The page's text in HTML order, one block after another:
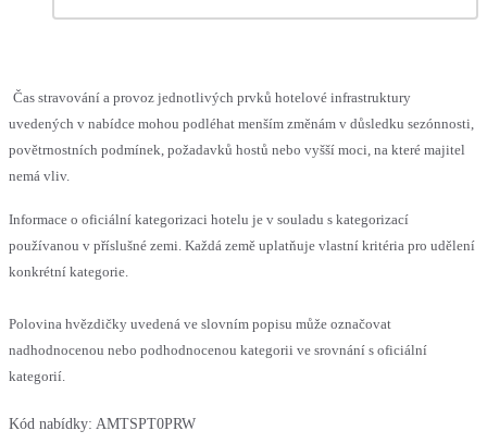
Čas stravování a provoz jednotlivých prvků hotelové infrastruktury
uvedených v nabídce mohou podléhat menším změnám v důsledku sezónnosti,
povětrnostních podmínek, požadavků hostů nebo vyšší moci, na které majitel
nemá vliv.
Informace o oficiální kategorizaci hotelu je v souladu s kategorizací
používanou v příslušné zemi. Každá země uplatňuje vlastní kritéria pro udělení
konkrétní kategorie.
Polovina hvězdičky uvedená ve slovním popisu může označovat
nadhodnocenou nebo podhodnocenou kategorii ve srovnání s oficiální
kategorií.
Kód nabídky: AMTSPT0PRW